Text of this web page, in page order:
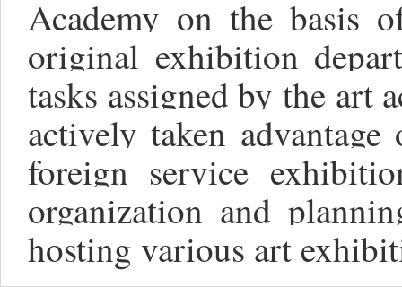
Academy on the basis
original exhibition
tasks assigned by the art
actively taken
foreign service
organization and
hosting various art